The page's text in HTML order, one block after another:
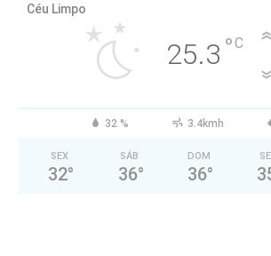
Céu Limpo
25.3 °C
32 % 3.4kmh
SEX
32°
SÁB
36°
DOM
36°